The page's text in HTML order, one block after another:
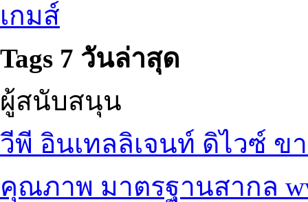
เกมส์
Tags 7 วันล่าสุด
ผู้สนับสนุน
วีพี อินเทลลิเจนท์ ดิไวซ์ ข
คุณภาพ มาตรฐานสากล